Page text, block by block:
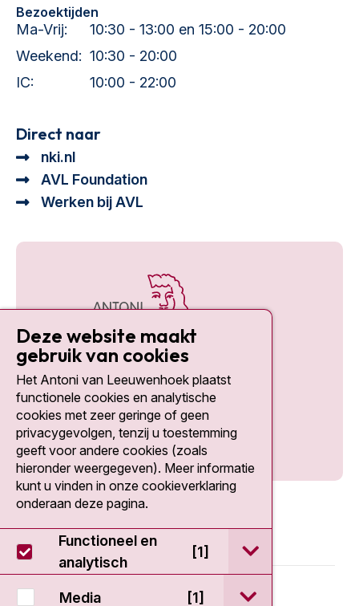
Bezoektijden
Ma-Vrij:
10:30 - 13:00 en 15:00 - 20:00
Weekend: 10:30 - 20:00
IC:
10:00 - 22:00
Direct naar
nki.nl
AVL Foundation
Werken bij AVL
Social media
© 2026 - Antoni van Leeuwenhoek
Deze website maakt
gebruik van cookies
Het Antoni van Leeuwenhoek plaatst
functionele cookies en analytische
cookies met zeer geringe of geen
privacygevolgen, tenzij u toestemming
geeft voor andere cookies (zoals
hieronder weergegeven). Meer informatie
kunt u vinden in onze cookieverklaring
onderaan deze pagina.
Functioneel en
analytisch
[1] open / sluit
Media [1] open / sluit